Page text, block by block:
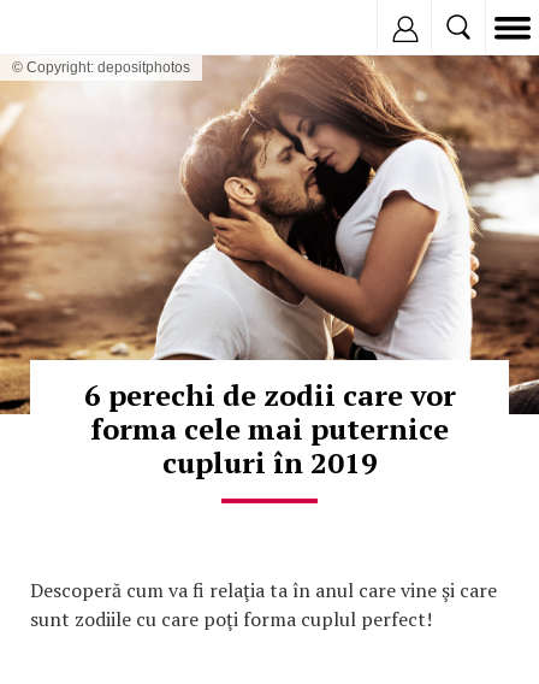
© Copyright: depositphotos
6 perechi de zodii care vor
forma cele mai puternice
cupluri în 2019
Descoperă cum va fi relaţia ta în anul care vine şi care
sunt zodiile cu care poţi forma cuplul perfect!